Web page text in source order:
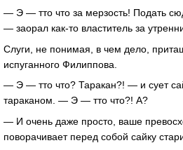
— Э — тто что за мерзость! Подать
— заорал как-то властитель за
Слуги, не понимая, в чем дело,
испуганного Филиппова.
— Э — тто что? Таракан?! — и сует
тараканом. — Э — тто что?! А?
— И очень даже просто, ваше
поворачивает перед собой сайку